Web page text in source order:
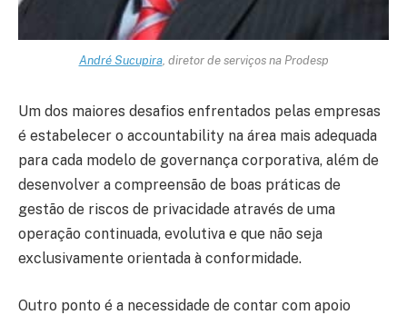
André Sucupira, diretor de serviços na Prodesp
Um dos maiores desafios enfrentados pelas empresas
é estabelecer o accountability na área mais adequada
para cada modelo de governança corporativa, além de
desenvolver a compreensão de boas práticas de
gestão de riscos de privacidade através de uma
operação continuada, evolutiva e que não seja
exclusivamente orientada à conformidade.
Outro ponto é a necessidade de contar com apoio